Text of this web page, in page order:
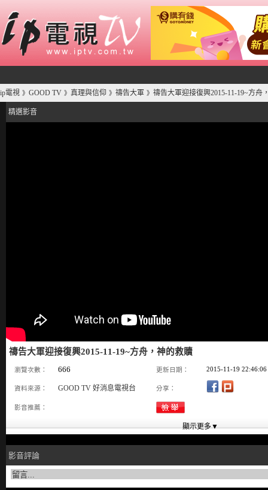
ip電視 》 GOOD TV 》 真理與信仰 》 禱告大軍 》 禱告大軍迎接復興2015-11-19~方舟
精選影音
禱告大軍迎接復興2015-11-19~方舟，神的救贖
瀏覽次數： 666 更新日期： 2015-11-19 22:46:06
資料來源： GOOD TV 好消息電視台 分享：
影音推薦：
影音評論